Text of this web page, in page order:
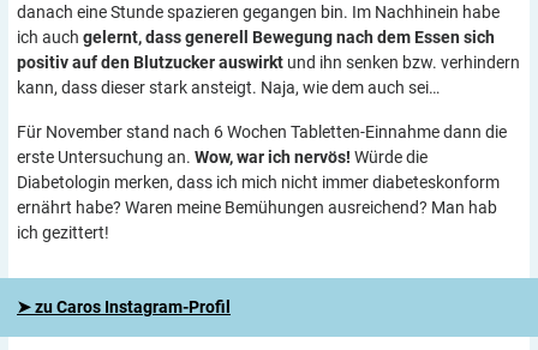
danach eine Stunde spazieren gegangen bin. Im Nachhinein habe
ich auch gelernt, dass generell Bewegung nach dem Essen sich
positiv auf den Blutzucker auswirkt und ihn senken bzw. verhindern
kann, dass dieser stark ansteigt. Naja, wie dem auch sei…
Für November stand nach 6 Wochen Tabletten-Einnahme dann die
erste Untersuchung an. Wow, war ich nervös! Würde die
Diabetologin merken, dass ich mich nicht immer diabeteskonform
ernährt habe? Waren meine Bemühungen ausreichend? Man hab
ich gezittert!
➤ zu Caros Instagram-Profil